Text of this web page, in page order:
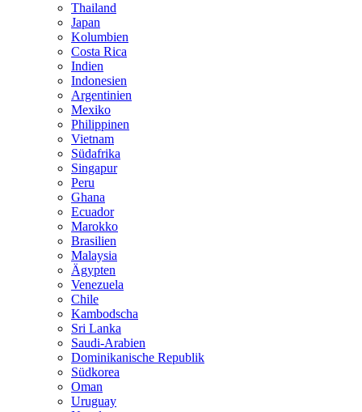
Thailand
Japan
Kolumbien
Costa Rica
Indien
Indonesien
Argentinien
Mexiko
Philippinen
Vietnam
Südafrika
Singapur
Peru
Ghana
Ecuador
Marokko
Brasilien
Malaysia
Ägypten
Venezuela
Chile
Kambodscha
Sri Lanka
Saudi-Arabien
Dominikanische Republik
Südkorea
Oman
Uruguay